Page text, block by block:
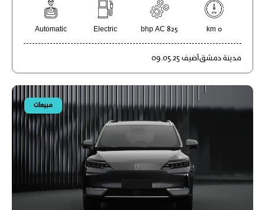
0 km
825 bhp AC
Electric
Automatic
مدينة دمشقأضيف 09.05.25
مبيعات